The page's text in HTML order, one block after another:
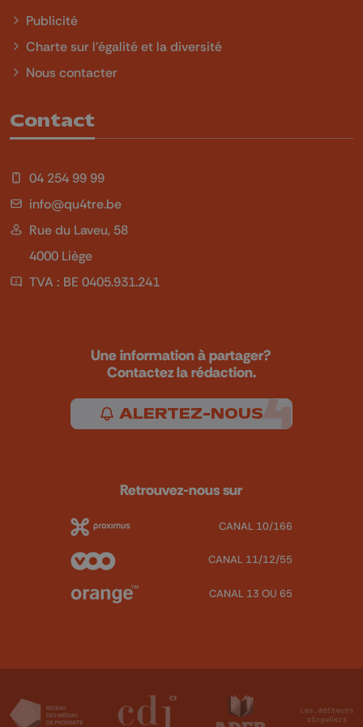
Publicité
Charte sur l'égalité et la diversité
Nous contacter
Contact
04 254 99 99
info@qu4tre.be
Rue du Laveu, 58
4000 Liège
TVA : BE 0405.931.241
Une information à partager?
Contactez la rédaction.
ALERTEZ-NOUS
Retrouvez-nous sur
CANAL 10/166
CANAL 11/12/55
CANAL 13 OU 65